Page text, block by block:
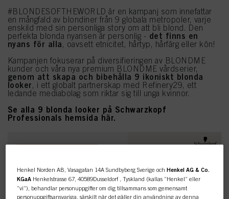
#BLONDESOFTHEWORLD är en kampanj som innefattar
en mångfald av blondiner från 9 globala metropoler, varje
enskild med sin personliga story om att bli blond. Den
perfekta blonda nyansen är personlig - det finns en
nyans för alla, oavsett etnicitet, hårtyp, hårfärg eller kön!
Kampanjen fokuserar på diversifieringen av BLONDME
kunder och våra nya premium BLONDME vårdserier,
genom att skapa och bibehålla 9 ikoniskt blonda
looker, i ett globalt partnerskap med Refinery29, ett
ledande mediabolag som riktar sig till unga kvinnor.
Se alla 9 blonda looker på Schwarzkopf
Professionals hemsida här.
Henkel Norden AB, Vasagatan 14A Sundbyberg Sverige ochHenkel AG & Co.
KGaA Henkelstrasse 67, 40589Dusseldorf , Tyskland (kallas ”Henkel” eller
”vi”), behandlar personuppgifter om dig tillsammans som gemensamt
personuppgiftsansvariga, särskilt när det gäller din användning av denna